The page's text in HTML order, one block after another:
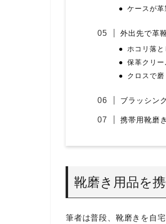
ケースが革
外出先で革
ホコリ落と
保革クリー
クロスで磨
ブラッシン
携帯用靴磨
靴磨き用品を
筆者は普段、靴磨きを自宅